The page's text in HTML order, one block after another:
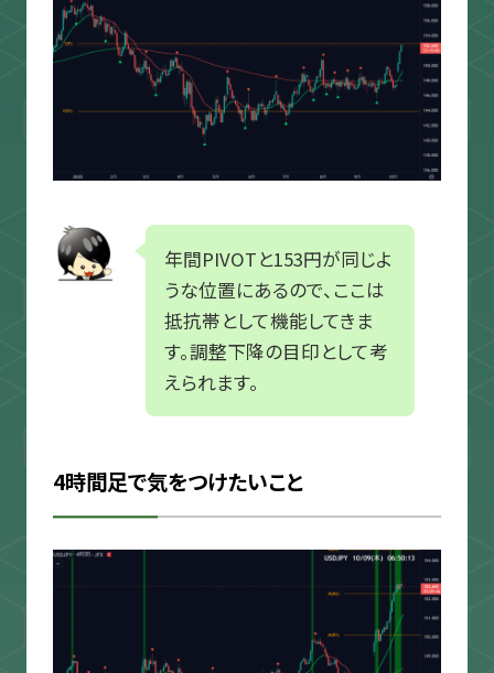
年間PIVOTと153円が同じよ
うな位置にあるので、ここは
抵抗帯として機能してきま
す。調整下降の目印として考
えられます。
4時間足で気をつけたいこと